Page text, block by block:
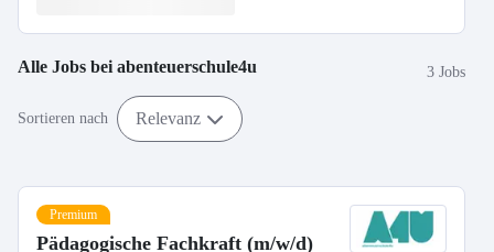
Alle Jobs bei abenteuerschule4u 3 Jobs
Sortieren nach Relevanz
Premium
Pädagogische Fachkraft (m/w/d)